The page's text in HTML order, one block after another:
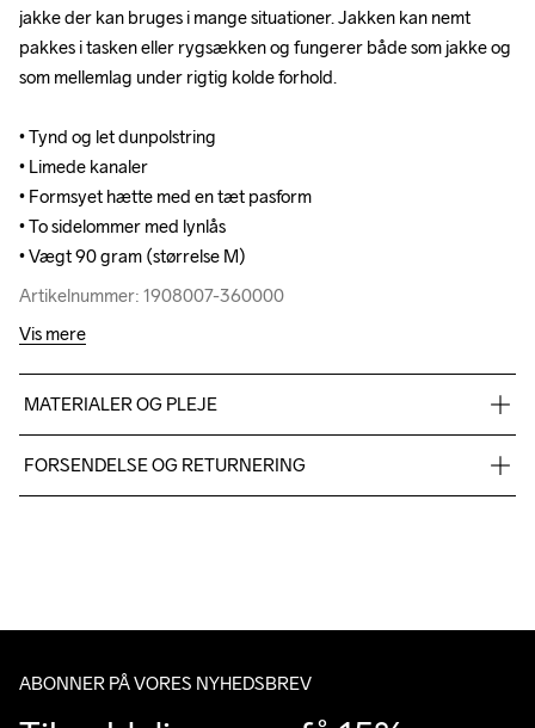
jakke der kan bruges i mange situationer. Jakken kan nemt
pakkes i tasken eller rygsækken og fungerer både som jakke og
som mellemlag under rigtig kolde forhold.
• Tynd og let dunpolstring
• Limede kanaler
• Formsyet hætte med en tæt pasform
• To sidelommer med lynlås
• Vægt 90 gram (størrelse M)
Artikelnummer: 1908007-360000
jakke der kan bruges i mange situationer. Jakken kan nemt
pakkes i tasken eller rygsækken og fungerer både som jakke og
som mellemlag under rigtig kolde forhold.
• Tynd og let dunpolstring
• Limede kanaler
• Formsyet hætte med en tæt pasform
• To sidelommer med lynlås
• Vægt 90 gram (størrelse M)
Artikelnummer: 1908007-360000
Vis mere
MATERIALER OG PLEJE
polyamid
FORSENDELSE OG RETURNERING
ABONNER PÅ VORES NYHEDSBREV